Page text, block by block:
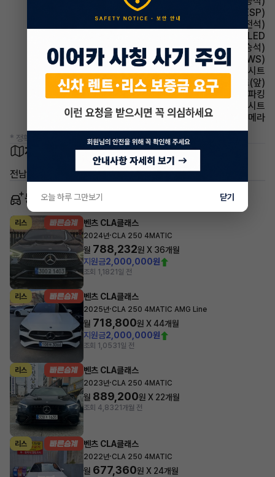
주행안전 차체자세제어장치(VDC,ESC,ESP)
시트 메모리시트(운전석)
헤드램프 LED
시트 전동시트(동승석)
주행안전 차선이탈경보(LDWS)
시트 가죽시트
시트 열선시트(앞)
파킹 전자식 파킹
시트 인조가죽시트
주차보조 후방카메라
* 정확한 정보는 판매자와 반드시 확인하시기 바랍니다.
차량 위치
전남 광양시 중동
동일 차종 이어카
리스 벤츠 CLA클래스
2024년·CLA 250 4MATIC
월 788,232원 X 36개월
지원금2,000,000원
조회 1,1821일 전
리스 벤츠 CLA클래스
2025년·CLA 250 4MATIC AMG Line
월 718,800원 X44개월
지원금2,000,000원
조회 1,0531일 전
리스 벤츠 CLA클래스
2023년·CLA 250 4MATIC
월 889,200원 X 22개월
조회 4,8321개월 전
리스 벤츠 CLA클래스
2022년·CLA 250 4MATIC
월 677,360원 X 24개월
오늘 하루 그만보기 닫기